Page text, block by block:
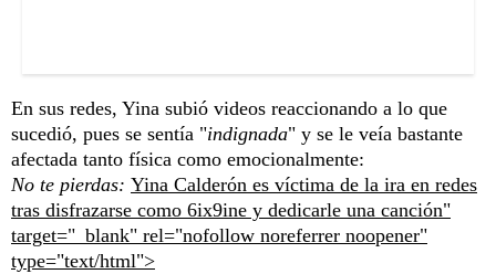
En sus redes, Yina subió videos reaccionando a lo que
sucedió, pues se sentía "indignada" y se le veía bastante
afectada tanto física como emocionalmente:
No te pierdas: Yina Calderón es víctima de la ira en redes
tras disfrazarse como 6ix9ine y dedicarle una canción"
target="_blank" rel="nofollow noreferrer noopener"
type="text/html">